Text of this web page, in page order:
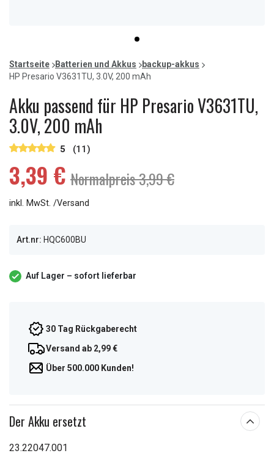
item
0
of
1
Startseite Batterien und Akkus
backup-akkus
HP Presario V3631TU, 3.0V, 200 mAh
Akku passend für HP Presario V3631TU,
3.0V, 200 mAh
5 (11)
3,39 € Normalpreis 3,99 €
inkl. MwSt. /Versand
Art.nr: HQC600BU
Auf Lager – sofort lieferbar
30 Tag Rückgaberecht
Versand ab 2,99 €
Über 500.000 Kunden!
Der Akku ersetzt
23.22047.001